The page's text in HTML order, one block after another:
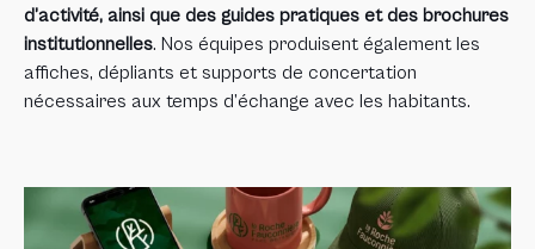
d’activité, ainsi que des guides pratiques et des brochures
institutionnelles. Nos équipes produisent également les
affiches, dépliants et supports de concertation
nécessaires aux temps d’échange avec les habitants.